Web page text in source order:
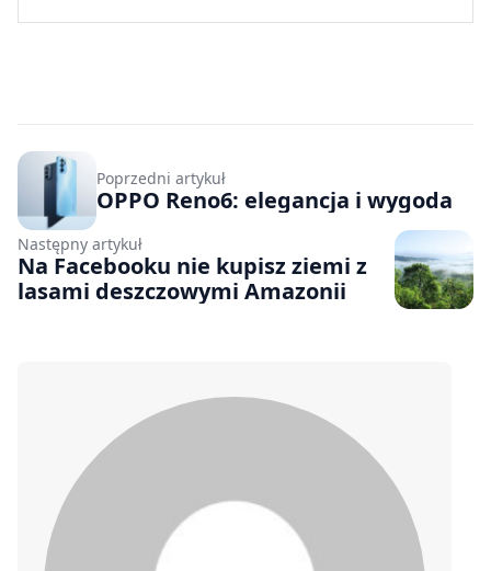
Poprzedni artykuł
OPPO Reno6: elegancja i wygoda
Następny artykuł
Na Facebooku nie kupisz ziemi z
lasami deszczowymi Amazonii